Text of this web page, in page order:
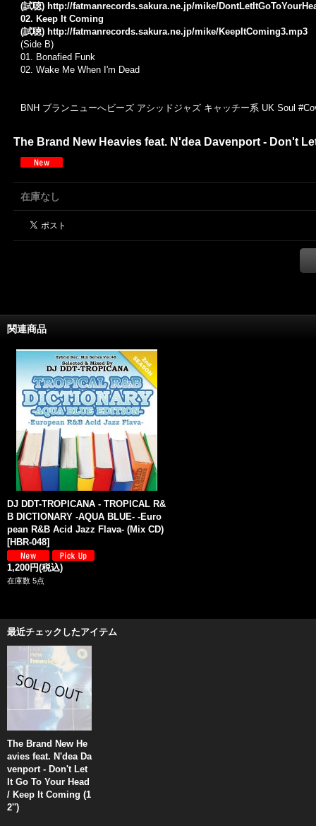
(試聴) http://fatmanrecords.sakura.ne.jp/mike/
02. Keep It Coming
(試聴) http://fatmanrecords.sakura.ne.jp/mike/KeepItComing3.mp3
(Side B)
01. Bonafied Funk
02. Wake Me When I'm Dead
BNH ブランニューへビーズ アシッドジャズ キャッチー系 UK Soul
The Brand New Heavies feat. N'dea Davenport - Don't
在庫なし
関連商品
DJ DDT-TROPICANA - TROPICAL R&
B DICTIONARY -AQUA BLUE- -Euro
pean R&B Acid Jazz Flava- (Mix CD)
[HBR-048]
1,200円(税込)
在庫数 5点
最近チェックしたアイテム
The Brand New He
avies feat. N'dea Da
venport - Don't Let
It Go To Your Head
/ Keep It Coming (1
2'')